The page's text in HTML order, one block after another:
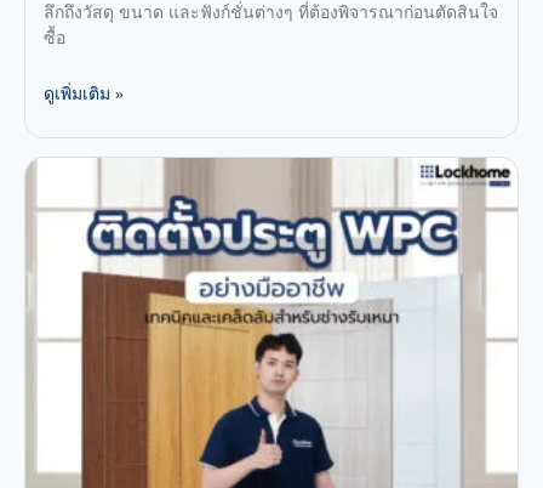
ลึกถึงวัสดุ ขนาด และฟังก์ชั่นต่างๆ ที่ต้องพิจารณาก่อนตัดสินใจ
ซื้อ
ดูเพิ่มเติม »